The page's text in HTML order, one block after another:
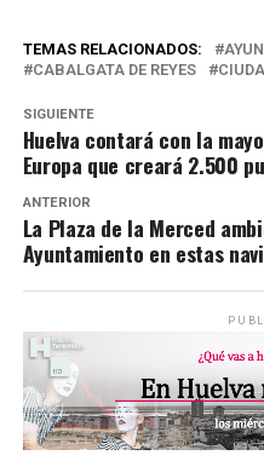
TEMAS RELACIONADOS:
CABALGATA DE REYES
SIGUIENTE
Huelva contará con la
Europa que creará 2.500
ANTERIOR
La Plaza de la Merced
Ayuntamiento en estas